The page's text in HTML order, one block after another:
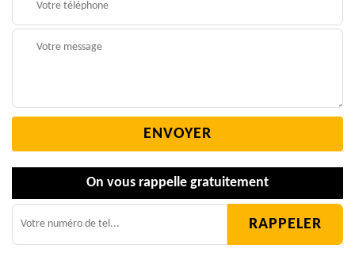
On vous rappelle gratuitement